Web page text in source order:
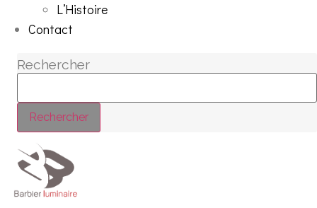
L’Histoire
Contact
Rechercher
Rechercher